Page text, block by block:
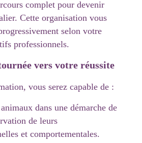
complet pour devenir
Cette organisation vous
selon votre
professionnels.
vers votre réussite
vous serez capable de :
dans une démarche de
de leurs
et comportementales.